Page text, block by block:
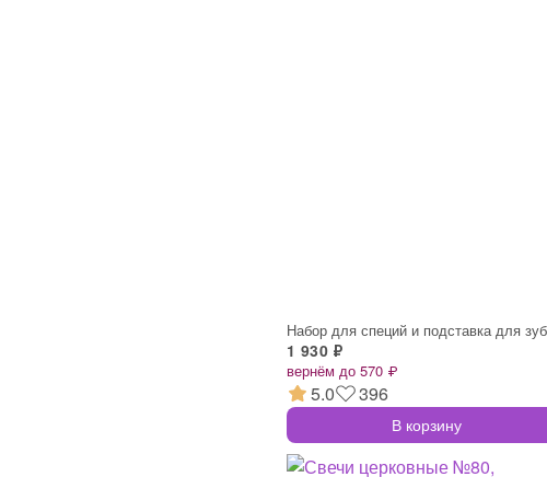
1 930 ₽
вернём до 570 ₽
5.0 396
В корзину